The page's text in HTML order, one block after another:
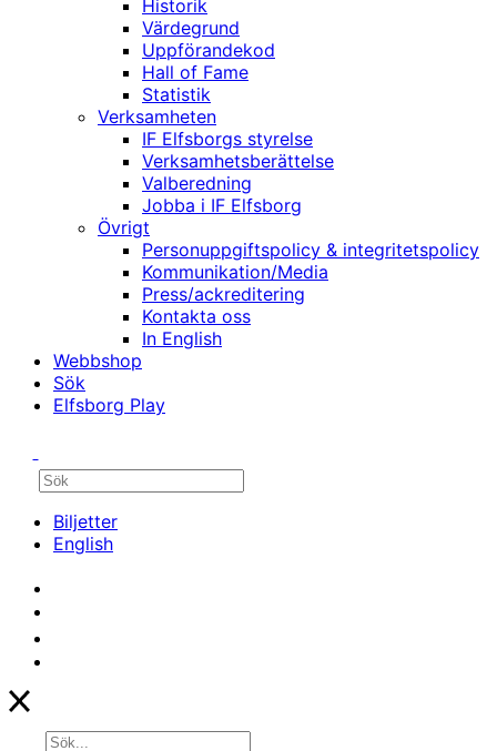
Historik
Värdegrund
Uppförandekod
Hall of Fame
Statistik
Verksamheten
IF Elfsborgs styrelse
Verksamhetsberättelse
Valberedning
Jobba i IF Elfsborg
Övrigt
Personuppgiftspolicy & integritetspolicy
Kommunikation/Media
Press/ackreditering
Kontakta oss
In English
Webbshop
Sök
Elfsborg Play
Biljetter
English